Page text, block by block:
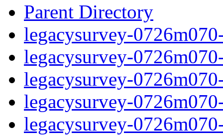
Parent Directory
legacysurvey-
legacysurvey-
legacysurvey-
legacysurvey-
legacysurvey-